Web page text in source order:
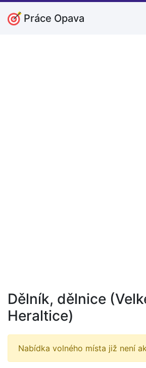
Práce Opava
Dělník, dělnice
Heraltice)
Nabídka volného místa již není